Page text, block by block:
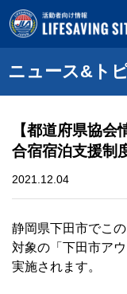
ニュース&ト
【都道府県協
合宿宿泊支援
2021.12.04
静岡県下田市でこ
対象の「下田市ア
実施されます。